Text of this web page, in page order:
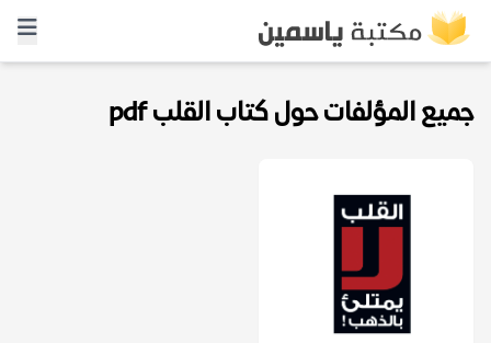
جميع المؤلفات حول كتاب القلب pdf